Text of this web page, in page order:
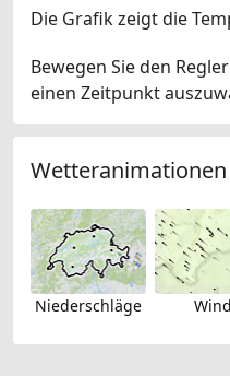
Die Grafik zeigt die
Bewegen Sie den
einen Zeitpunkt
Wetteranimationen
Niederschläge Wind